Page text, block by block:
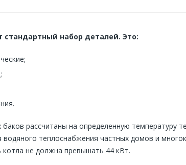
стандартный набор деталей. Это:
рассчитаны на определенную температуру
теплоснабжения частных домов и
не должна превышать 44 кВт.